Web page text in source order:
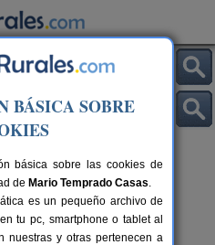
de Cala Millor
BÁSICA SOBRE
básica sobre las cookies de
de Mario Temprado Casas.
es un pequeño archivo de
tu pc, smartphone o tablet al
nuestras y otras pertenecen a